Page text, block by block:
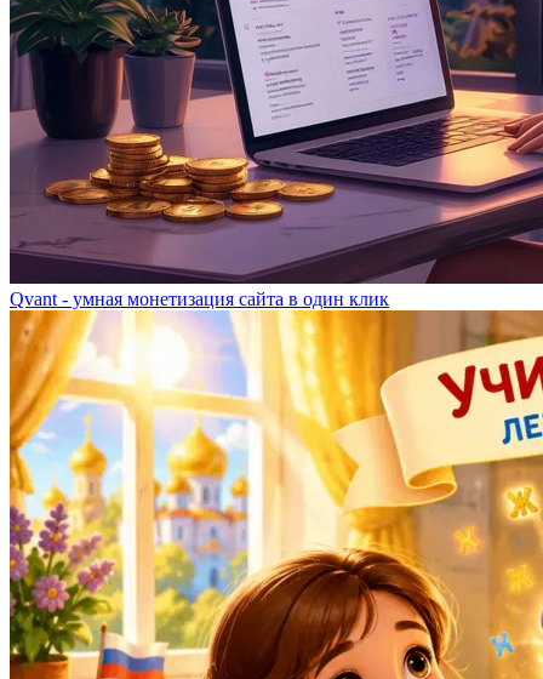
Qvant - умная монетизация сайта в один клик